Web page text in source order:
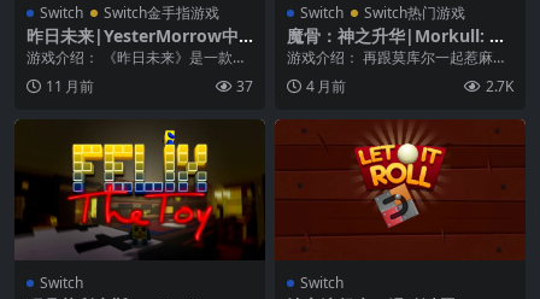
Switch Switch金手指游戏
昨日未来|YesterMorrow中
文
游戏介绍： 《昨日未来》是一款单
人，时空穿梭，2D平台且结合了动
作与解谜元素的游...
11 月前 37
Switch Switch热门游戏
魔骨：神之升华|Morkull: As
cend to the Gods中文
游戏介绍： 再跟莫库尔一起惹麻烦
吧！ 《魔骨：神之升华》是一款以
头目战为核心的 ...
4 月前 2.7K
Switch Switch